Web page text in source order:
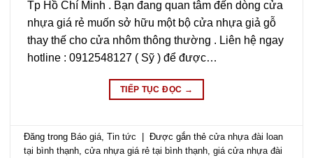
Tp Hồ Chí Minh . Bạn đang quan tâm đến dòng cửa
nhựa giá rẻ muốn sở hữu một bộ cửa nhựa giả gỗ
thay thế cho cửa nhôm thông thường . Liên hệ ngay
hotline : 0912548127 ( Sỹ ) để được…
TIẾP TỤC ĐỌC →
Đăng trong Báo giá ,Tin tức Được gắn thẻcửa nhựa đài loan
tại bình thạnh ,cửa nhựa giá rẻ tại bình thạnh ,giá cửa nhựa đài